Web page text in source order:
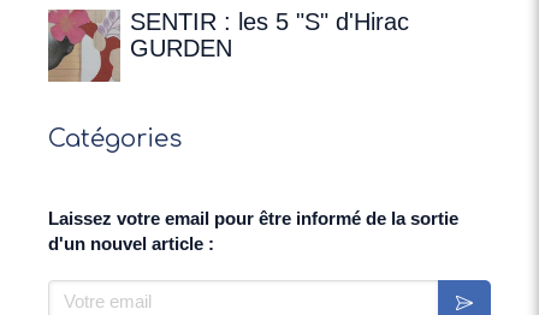
SENTIR : les 5 "S" d'Hirac
GURDEN
Catégories
Laissez votre email pour être informé de la sortie
d'un nouvel article :
Votre email